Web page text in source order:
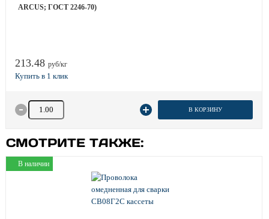
ARCUS; ГОСТ 2246-70)
213.48 руб/кг
Количество товара В КОРЗИНУ
СМОТРИТЕ ТАКЖЕ:
В наличии